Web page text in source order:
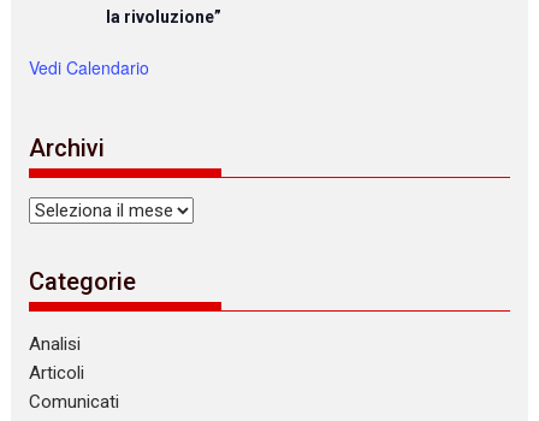
la rivoluzione”
Vedi Calendario
Archivi
Archivi
Categorie
Analisi
Articoli
Comunicati